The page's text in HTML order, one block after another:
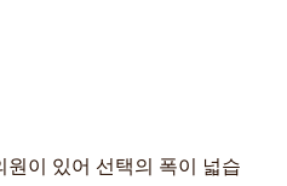
이 있어 선택의 폭이 넓습